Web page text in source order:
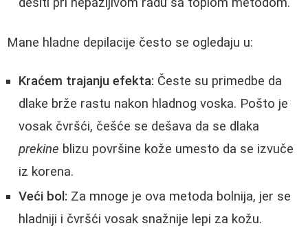
Mane hladne depilacije često se ogledaju u:
Kraćem trajanju efekta: Česte su primedbe da
dlake brže rastu nakon hladnog voska. Pošto je
vosak čvršći, češće se dešava da se dlaka
prekine blizu površine kože umesto da se izvuče
iz korena.
Veći bol: Za mnoge je ova metoda bolnija, jer se
hladniji i čvršći vosak snažnije lepi za kožu.